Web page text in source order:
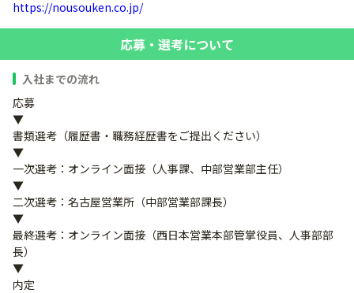
https://nousouken.co.jp/
応募・選考について
入社までの流れ
応募
▼
書類選考（履歴書・職務経歴書をご提出ください）
▼
一次選考：オンライン面接（人事課、中部営業部主任）
▼
二次選考：名古屋営業所（中部営業部課長）
▼
最終選考：オンライン面接（西日本営業本部管掌役員、人事部部
長）
▼
内定